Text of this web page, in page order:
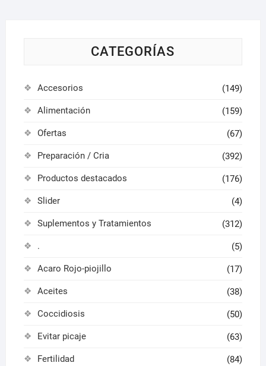
la
CATEGORÍAS
Accesorios (149)
Alimentación (159)
Ofertas (67)
Preparación / Cria (392)
Productos destacados (176)
Slider (4)
Suplementos y Tratamientos (312)
. (5)
Acaro Rojo-piojillo (17)
Aceites (38)
Coccidiosis (50)
Evitar picaje (63)
Fertilidad (84)